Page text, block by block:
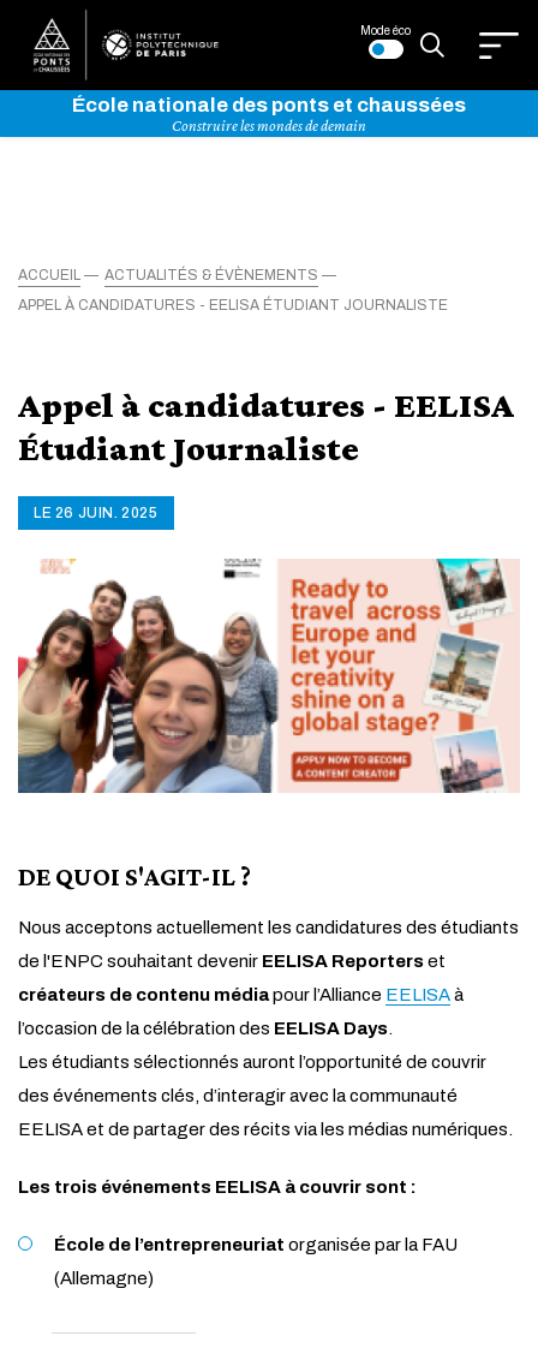
Mode éco
École nationale des ponts et chaussées
Construire les mondes de demain
ACCUEIL
ACTUALITÉS & ÉVÈNEMENTS
APPEL À CANDIDATURES - EELISA ÉTUDIANT JOURNALISTE
Appel à candidatures - EELISA
Étudiant Journaliste
LE 26 JUIN. 2025
DE QUOI S'AGIT-IL ?
Nous acceptons actuellement les candidatures des étudiants
de l'ENPC souhaitant devenir EELISA Reporterset
créateurs de contenu médiapour l’Alliance EELISAà
l’occasion de la célébration des EELISA Days.
Les étudiants sélectionnés auront l’opportunité de couvrir
des événements clés, d’interagir avec la communauté
EELISA et de partager des récits via les médias numériques.
Les trois événements EELISA à couvrir sont :
École de l’entrepreneuriat organisée par la FAU
(Allemagne)